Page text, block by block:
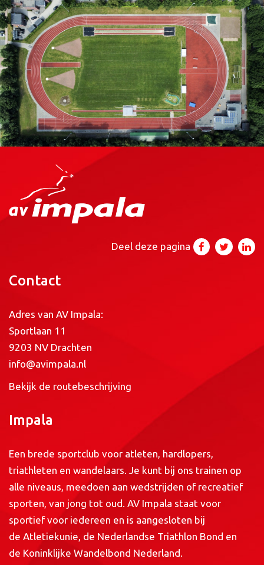
Deel deze pagina
Contact
Adres van AV Impala:
Sportlaan 11
9203 NV Drachten
info@avimpala.nl
Bekijk de routebeschrijving
Impala
Een brede sportclub voor atleten, hardlopers,
triathleten en wandelaars. Je kunt bij ons trainen op
alle niveaus, meedoen aan wedstrijden of recreatief
sporten, van jong tot oud. AV Impala staat voor
sportief voor iedereen en is aangesloten bij
de Atletiekunie, de Nederlandse Triathlon Bond en
de Koninklijke Wandelbond Nederland.